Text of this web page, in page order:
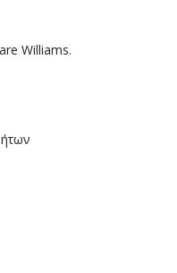
Williams.